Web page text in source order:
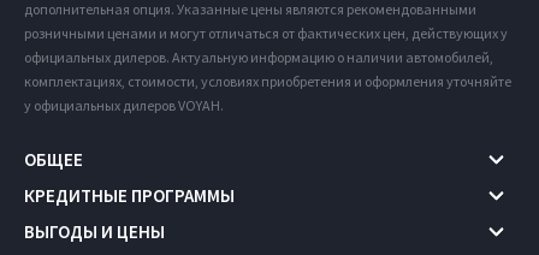
дополнительная опция. Указанные цены являются рекомендованными
розничными ценами и могут отличаться от фактических цен, действующих у
официальных дилеров. Актуальную информацию о наличии автомобилей,
комплектациях, стоимости, условиях приобретения и оформления уточняйте
у официальных дилеров VOYAH.
ОБЩЕЕ
КРЕДИТНЫЕ ПРОГРАММЫ
ВЫГОДЫ И ЦЕНЫ